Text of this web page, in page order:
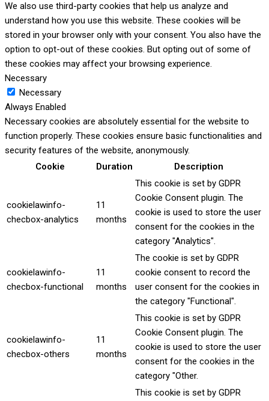
We also use third-party cookies that help us analyze and
understand how you use this website. These cookies will be
stored in your browser only with your consent. You also have the
option to opt-out of these cookies. But opting out of some of
these cookies may affect your browsing experience.
Necessary
Necessary
Always Enabled
Necessary cookies are absolutely essential for the website to
function properly. These cookies ensure basic functionalities and
security features of the website, anonymously.
Cookie
Duration Description
cookielawinfo-
checbox-analytics
11
months
This cookie is set by GDPR
Cookie Consent plugin. The
cookie is used to store the user
consent for the cookies in the
category "Analytics".
cookielawinfo-
checbox-functional
11
months
The cookie is set by GDPR
cookie consent to record the
user consent for the cookies in
the category "Functional".
cookielawinfo-
checbox-others
11
months
This cookie is set by GDPR
Cookie Consent plugin. The
cookie is used to store the user
consent for the cookies in the
category "Other.
This cookie is set by GDPR